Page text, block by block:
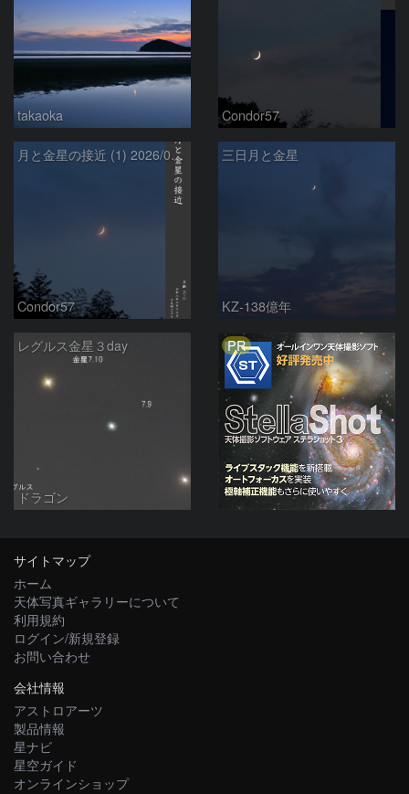
takaoka Condor57
月と金星の接近 (1) 2026/07/17
Condor57
三日月と金星
KZ-138億年
レグルス金星３day
ドラゴン
PR
サイトマップ
ホーム
天体写真ギャラリーについて
利用規約
ログイン/新規登録
お問い合わせ
会社情報
アストロアーツ
製品情報
星ナビ
星空ガイド
オンラインショップ